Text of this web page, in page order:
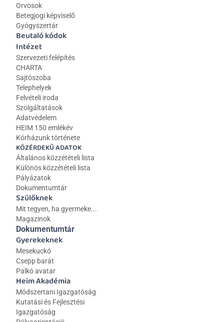
Orvosok
Betegjogi képviselő
Gyógyszertár
Beutaló kódok
Intézet
Szervezeti felépítés
CHARTA
Sajtószoba
Telephelyek
Felvételi iroda
Szolgáltatások
Adatvédelem
HEIM 150 emlékév
Kórházunk története
KÖZÉRDEKŰ ADATOK
Általános közzétételi lista
Különös közzétételi lista
Pályázatok
Dokumentumtár
Szülőknek
Mit tegyen, ha gyermeke...
Magazinok
Gyerekeknek
Mesekuckó
Csepp barát
Palkó avatar
Heim Akadémia
Módszertani Igazgatóság
Kutatási és Fejlesztési
Igazgatóság
Dokumentumtár